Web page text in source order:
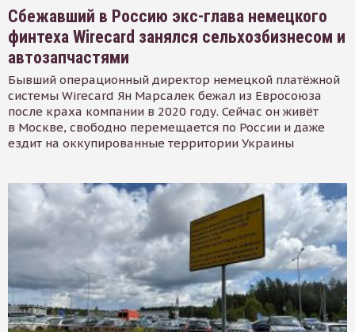
Сбежавший в Россию экс-глава немецкого
финтеха Wirecard занялся сельхозбизнесом и
автозапчастями
Бывший операционный директор немецкой платёжной
системы Wirecard Ян Марсалек бежал из Евросоюза
после краха компании в 2020 году. Сейчас он живёт
в Москве, свободно перемещается по России и даже
ездит на оккупированные территории Украины